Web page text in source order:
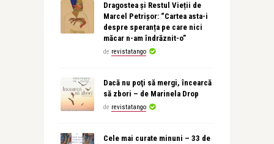
Dragostea și Restul Vieții de
Marcel Petrișor: “Cartea asta-i
despre speranța pe care nici
măcar n-am îndrăznit-o”
de revistatango
Dacă nu poţi să mergi, încearcă
să zbori – de Marinela Drop
de revistatango
Cele mai curate minuni – 33 de